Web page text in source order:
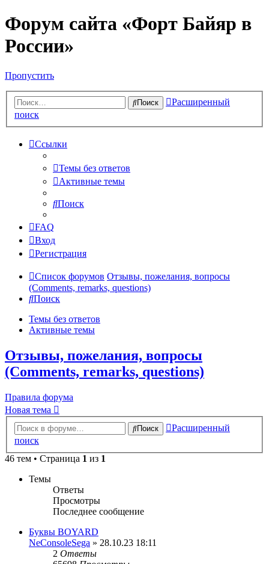
Форум сайта «Форт Байяр в
России»
Пропустить
Поиск
Расширенный
поиск
Ссылки
Темы без ответов
Активные темы
Поиск
FAQ
Вход
Регистрация
Список форумов Отзывы, пожелания, вопросы
(Comments, remarks, questions)
Поиск
Темы без ответов
Активные темы
Отзывы, пожелания, вопросы
(Comments, remarks, questions)
Правила форума
Новая тема
Поиск
Расширенный
поиск
46 тем • Страница 1 из 1
Темы
Ответы
Просмотры
Последнее сообщение
Буквы BOYARD
NeConsoleSega » 28.10.23 18:11
2 Ответы